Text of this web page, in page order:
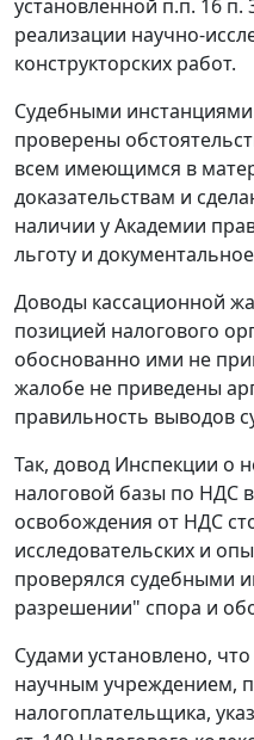
установленной п.п. 16 п.
реализации научно-
конструкторских работ.
Судебными
проверены
всем имеющимся в
доказательствам и
наличии у Академии
льготу и
Доводы кассационной
позицией налогового
обоснованно ими не
жалобе не приведены
правильность выводов
Так, довод Инспекции о
налоговой базы по НДС
освобождения от НДС
исследовательских и
проверялся судебными
разрешении" спора и
Судами установлено,
научным учреждением,
налогоплательщика,